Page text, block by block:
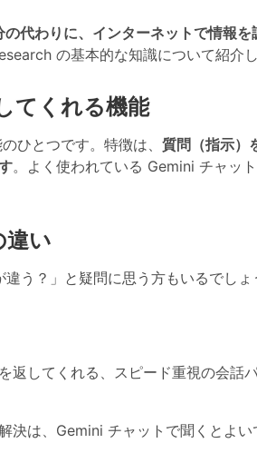
の代わりに、インターネットで情報
の基本的な知識について紹介し
てくれる機能
ひとつです。特徴は、 質問（指示）
。よく使われている Gemini チャッ
違い
う？」と疑問に思う方もいるでし
返してくれる、スピード重視の会話
は、Gemini チャットで聞くとよい